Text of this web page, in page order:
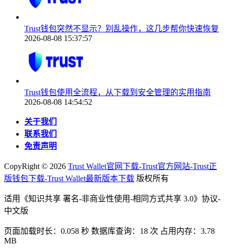
Trust钱包突然不显示？别乱操作，这几步帮你快速恢复
2026-08-08 15:37:57
Trust钱包使用全流程，从下载到安全管理的实用指南
2026-08-08 14:54:52
关于我们
联系我们
免责声明
CopyRight © 2026 Trust Wallet官网下载-Trust官方网站-Trust正
版钱包下载-Trust Wallet最新版本下载 版权所有
适用《知识共享 署名-非商业性使用-相同方式共享 3.0》协议-
中文版
页面加载时长：0.058 秒 数据库查询：18 次 占用内存：3.78
MB